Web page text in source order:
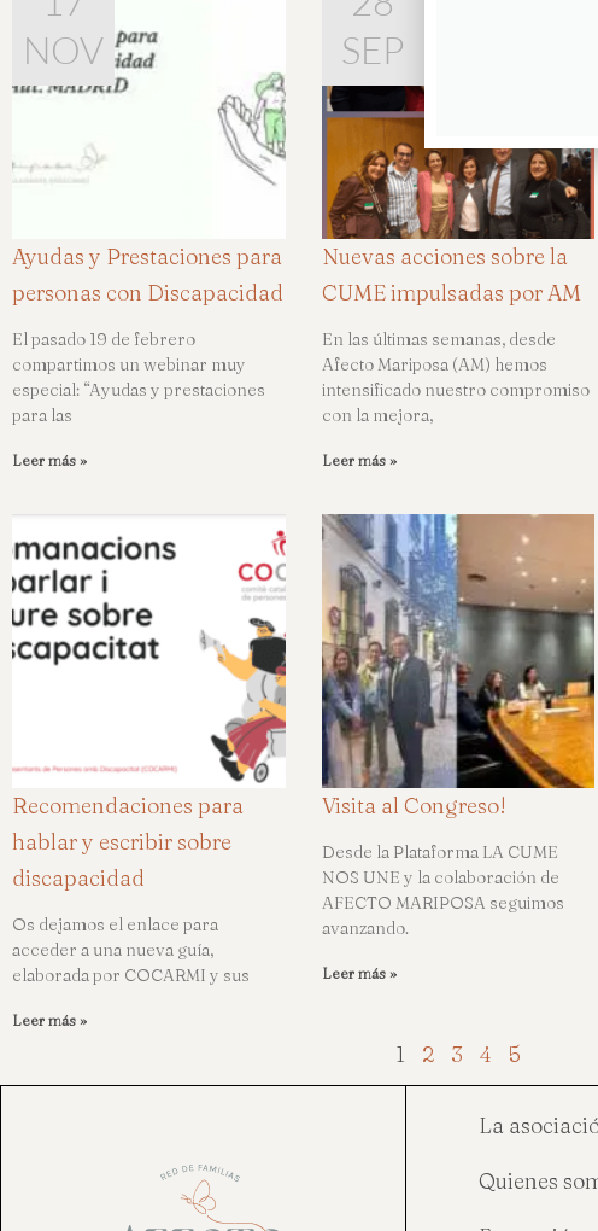
Ayudas y Prestaciones para
personas con Discapacidad
FEB
El pasado 19 de febrero
compartimos un webinar muy
especial: “Ayudas y prestaciones
para las
Leer más »
Nuevas acciones sobre la
CUME impulsadas por AM
DIC
En las últimas semanas, desde
Afecto Mariposa (AM) hemos
intensificado nuestro compromiso
con la mejora,
Leer más »
Recomendaciones para
hablar y escribir sobre
discapacidad
NOV
Os dejamos el enlace para
acceder a una nueva guía,
elaborada por COCARMI y sus
Leer más »
Visita al Congreso!
SEP
Desde la Plataforma LA CUME
NOS UNE y la colaboración de
AFECTO MARIPOSA seguimos
avanzando.
Leer más »
1 2 3 4 5
La
Quienes